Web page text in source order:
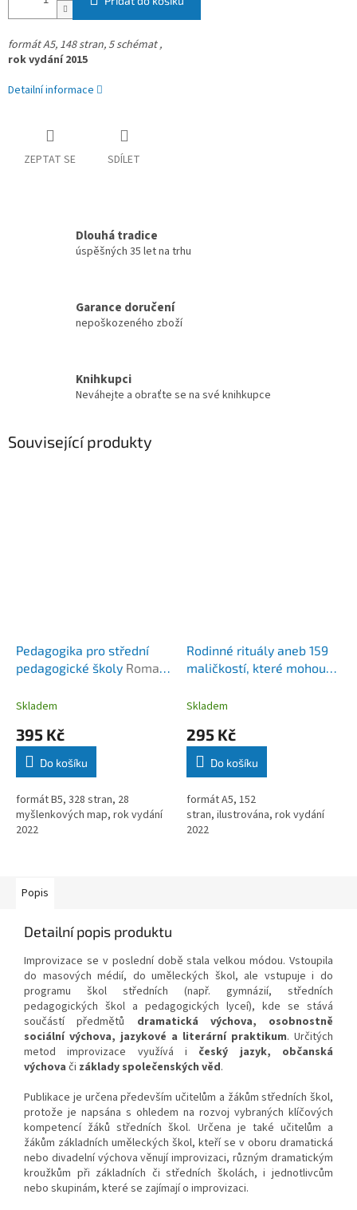
formát A5, 148 stran, 5 schémat ,
rok vydání 2015
Detailní informace
ZEPTAT SE SDÍLET
Dlouhá tradice
úspěšných 35 let na trhu
Garance doručení
nepoškozeného zboží
Knihkupci
Neváhejte a obraťte se na své knihkupce
Související produkty
Pedagogika pro střední
pedagogické školy Roman
Skladem
395 Kč
Do košíku
formát B5, 328 stran, 28
myšlenkových map, rok vydání
2022
Rodinné rituály aneb 159
maličkostí, které mohou
Skladem
295 Kč
Do košíku
formát A5, 152
stran, ilustrována, rok vydání
2022
Popis
Detailní popis produktu
Improvizace se v poslední době stala velkou módou. Vstoupila
do masových médií, do uměleckých škol, ale vstupuje i do
programu škol středních (např. gymnázií, středních
pedagogických škol a pedagogických lyceí), kde se stává
součástí předmětů dramatická výchova, osobnostně
sociální výchova, jazykové a literární praktikum. Určitých
metod improvizace využívá i český jazyk, občanská
výchova či základy společenských věd.
Publikace je určena především učitelům a žákům středních škol,
protože je napsána s ohledem na rozvoj vybraných klíčových
kompetencí žáků středních škol. Určena je také učitelům a
žákům základních uměleckých škol, kteří se v oboru dramatická
nebo divadelní výchova věnují improvizaci, různým dramatickým
kroužkům při základních či středních školách, i jednotlivcům
nebo skupinám, které se zajímají o improvizaci.